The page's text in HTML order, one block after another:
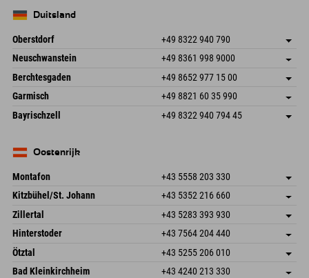
Duitsland
Oberstdorf +49 8322 940 790
An der Breitach 3
Duitsland
Adres opslaan
Booking
Neuschwanstein +49 8361 998 9000
An der Riese 45
87484 Nesselwang im Allgäu
Duitsland
Adres opslaan
Aankomstinformatie
Booking
Berchtesgaden +49 8652 977 15 00
Hofreitstr. 7
Duitsland
Adres opslaan
Booking
Garmisch +49 8821 60 35 990
Frickenstraße 22
82490 Farchant
Adres opslaan
Aankomstinformatie
Bayrischzell +49 8322 940 794 45
Duitsland
Oostenrijk
Montafon +43 5558 203 330
Dorfstr. 127b
6793 Gaschurn/Montafon
Oostenrijk
Adres opslaan
Booking
Kitzbühel/St. Johann +43 5352 216 660
Speckbacherstraße 87
6380 St. Johann in Tirol
Oostenrijk
Adres opslaan
Aankomstinformatie
Booking
Zillertal +43 5283 393 930
Schmiedau 2
Oostenrijk
Adres opslaan
Booking
Hinterstoder +43 7564 204 440
Freizeitpark 10
4573 Hinterstoder
Oostenrijk
Adres opslaan
Aankomstinformatie
Booking
Ötztal +43 5255 206 010
Gscheat 14
Adres opslaan
Bad Kleinkirchheim +43 4240 213 330